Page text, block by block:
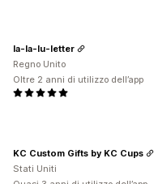
la-la-lu-letter
Regno Unito
Oltre 2 anni di utilizzo dell’app
KC Custom Gifts by KC Cups
Stati Uniti